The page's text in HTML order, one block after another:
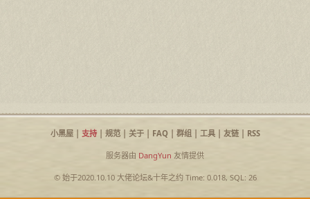
小黑屋| 支持| 规范| 关于| FAQ| 群组| 工具| 友链| RSS
服务器由 DangYun 友情提供
© 始于2020.10.10 大佬论坛&十年之约Time: 0.018, SQL: 26